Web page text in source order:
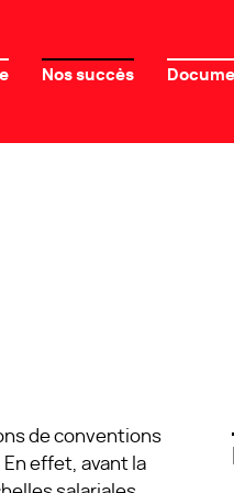
Nos succès
de conventions
effet, avant la